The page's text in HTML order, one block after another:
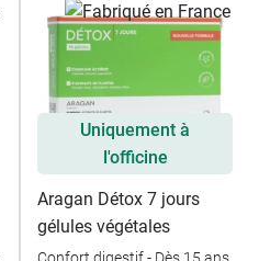
Uniquement à
l'officine
Aragan Détox 7 jours
gélules végétales